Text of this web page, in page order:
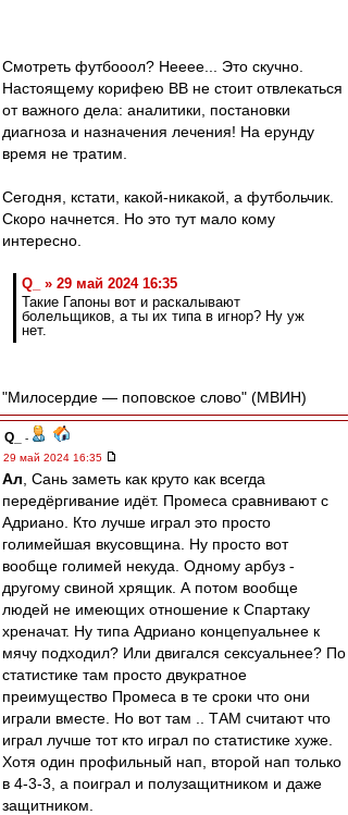
Смотреть футбооол? Нееее... Это скучно.
Настоящему корифею ВВ не стоит отвлекаться
от важного дела: аналитики, постановки
диагноза и назначения лечения! На ерунду
время не тратим.
Сегодня, кстати, какой-никакой, а футбольчик.
Скоро начнется. Но это тут мало кому
интересно.
Q_ » 29 май 2024 16:35
Такие Гапоны вот и раскалывают
болельщиков, а ты их типа в игнор? Ну уж
нет.
"Милосердие — поповское слово" (МВИН)
Q_
-
29 май 2024 16:35
Ал , Сань заметь как круто как всегда
передёргивание идёт. Промеса сравнивают с
Адриано. Кто лучше играл это просто
голимейшая вкусовщина. Ну просто вот
вообще голимей некуда. Одному арбуз -
другому свиной хрящик. А потом вообще
людей не имеющих отношение к Спартаку
хреначат. Ну типа Адриано концепуальнее к
мячу подходил? Или двигался сексуальнее? По
статистике там просто двукратное
преимущество Промеса в те сроки что они
играли вместе. Но вот там .. ТАМ считают что
играл лучше тот кто играл по статистике хуже.
Хотя один профильный нап, второй нап только
в 4-3-3, а поиграл и полузащитником и даже
защитником.